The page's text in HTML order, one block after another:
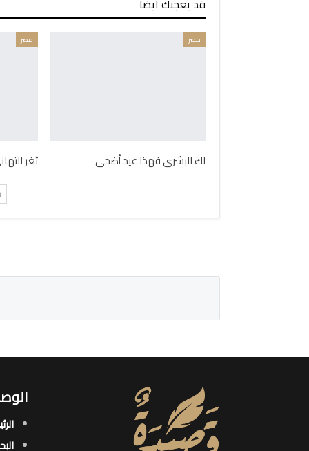
قد يعجبك ايضا
مصر
لك البشرى فهذا عيد أضحى
مصر
ثغر